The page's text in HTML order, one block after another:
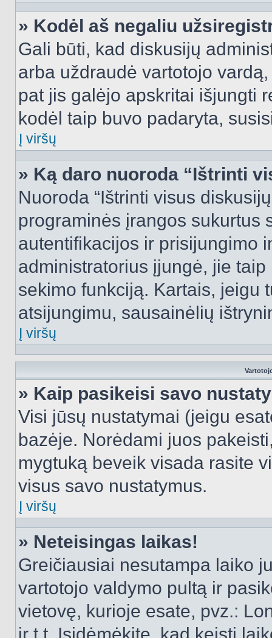
» Kodėl aš negaliu
Gali būti, kad diskusijų
arba uždraudė vartotojo
pat jis galėjo apskritai išjungti
kodėl taip buvo padaryta,
Į viršų
» Ką daro nuoroda “Ištrinti
Nuoroda “Ištrinti visus
programinės įrangos sukurtus
autentifikacijos ir prisijungimo
administratorius įjungė, jie
sekimo funkciją. Kartais, jeigu
atsijungimu, sausainėlių
Į viršų
» Kaip pasikeisi savo
Visi jūsų nustatymai (jeigu
bazėje. Norėdami juos
mygtuką beveik visada rasite
visus savo nustatymus.
Į viršų
» Neteisingas laikas!
Greičiausiai nesutampa laiko
vartotojo valdymo pultą ir
vietovę, kurioje esate, pvz.: